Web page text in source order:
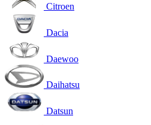
Citroen
Dacia
Daewoo
Daihatsu
Datsun